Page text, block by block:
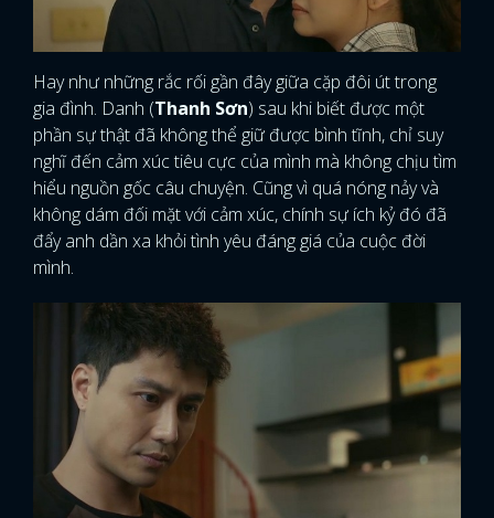
Hay như những rắc rối gần đây giữa cặp đôi út trong
gia đình. Danh (Thanh Sơn) sau khi biết được một
phần sự thật đã không thể giữ được bình tĩnh, chỉ suy
nghĩ đến cảm xúc tiêu cực của mình mà không chịu tìm
hiểu nguồn gốc câu chuyện. Cũng vì quá nóng nảy và
không dám đối mặt với cảm xúc, chính sự ích kỷ đó đã
đẩy anh dần xa khỏi tình yêu đáng giá của cuộc đời
mình.